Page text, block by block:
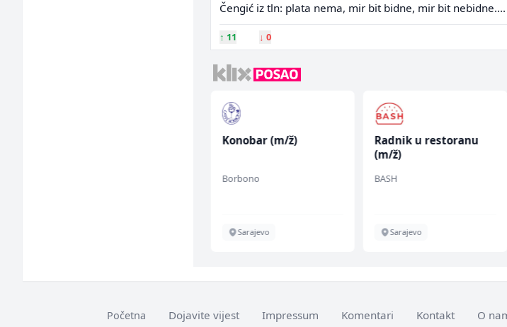
Čengić iz tln: plata nema, mir bit bidne, mir bit nebidne....
↑ 11 ↓ 0
Konobar (m/ž)
Borbono
Sarajevo
Radnik u restoranu
(m/ž)
BASH
Sarajevo
Početna Dojavite vijest Impressum Komentari Kontakt O